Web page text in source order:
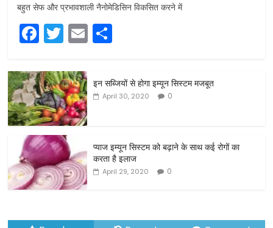
बहुत सेफ और प्रभावशाली नैनोमेडिसिन विकसित करने में
F
a
c
e
b
o
o
k
T
w
itt
er
E
m
ar
e
इन सब्जियों से होगा इम्यून सिस्टम मजबूत
April 30, 2020 0
प्याज इम्यून सिस्टम को बढ़ाने के साथ कई रोगों का
करता है इलाज
April 29, 2020 0